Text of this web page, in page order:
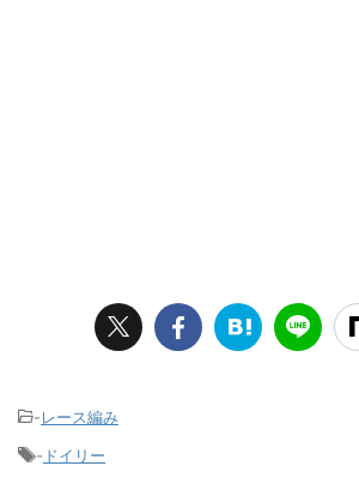
-レース編み
- ドイリー